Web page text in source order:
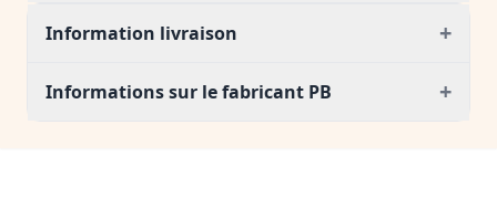
Information livraison +
Informations sur le fabricant PB +